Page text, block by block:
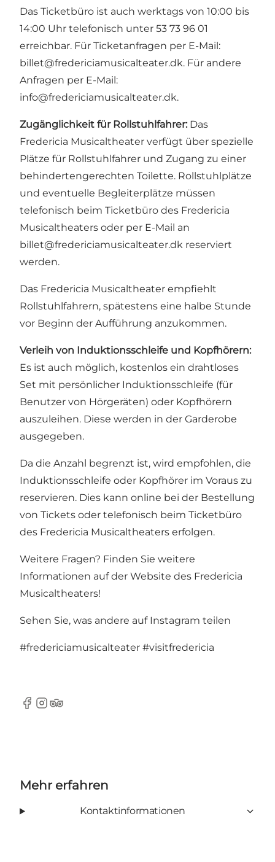
Das Ticketbüro ist auch werktags von 10:00 bis
14:00 Uhr telefonisch unter 53 73 96 01
erreichbar. Für Ticketanfragen per E-Mail:
billet@fredericiamusicalteater.dk. Für andere
Anfragen per E-Mail:
info@fredericiamusicalteater.dk.
Zugänglichkeit für Rollstuhlfahrer: Das
Fredericia Musicaltheater verfügt über spezielle
Plätze für Rollstuhlfahrer und Zugang zu einer
behindertengerechten Toilette. Rollstuhlplätze
und eventuelle Begleiterplätze müssen
telefonisch beim Ticketbüro des Fredericia
Musicaltheaters oder per E-Mail an
billet@fredericiamusicalteater.dk reserviert
werden.
Das Fredericia Musicaltheater empfiehlt
Rollstuhlfahrern, spätestens eine halbe Stunde
vor Beginn der Aufführung anzukommen.
Verleih von Induktionsschleife und Kopfhörern:
Es ist auch möglich, kostenlos ein drahtloses
Set mit persönlicher Induktionsschleife (für
Benutzer von Hörgeräten) oder Kopfhörern
auszuleihen. Diese werden in der Garderobe
ausgegeben.
Da die Anzahl begrenzt ist, wird empfohlen, die
Induktionsschleife oder Kopfhörer im Voraus zu
reservieren. Dies kann online bei der Bestellung
von Tickets oder telefonisch beim Ticketbüro
des Fredericia Musicaltheaters erfolgen.
Weitere Fragen? Finden Sie weitere
Informationen auf der Website des Fredericia
Musicaltheaters!
Sehen Sie, was andere auf Instagram teilen
#fredericiamusicalteater #visitfredericia
Facebook
Instagram
Tripadvisor
Mehr erfahren
Kontaktinformationen